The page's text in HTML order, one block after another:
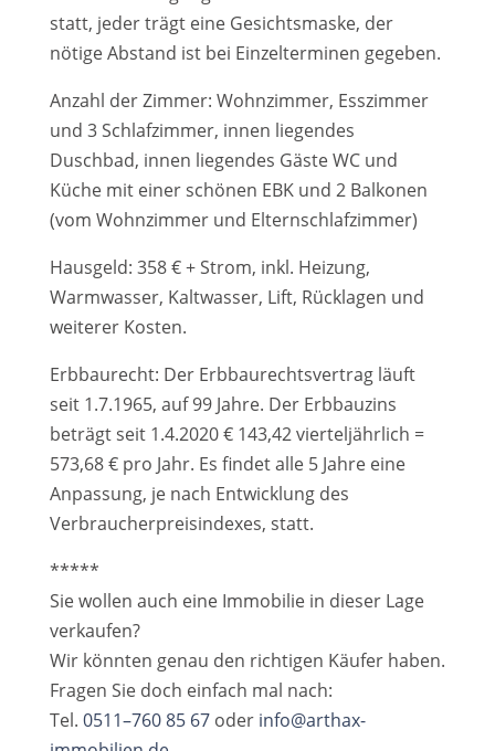
statt, jeder trägt eine Gesichtsmaske, der
nötige Abstand ist bei Einzelterminen gegeben.
Anzahl der Zimmer: Wohnzimmer, Esszimmer
und 3 Schlafzimmer, innen liegendes
Duschbad, innen liegendes Gäste WC und
Küche mit einer schönen EBK und 2 Balkonen
(vom Wohnzimmer und Elternschlafzimmer)
Hausgeld: 358 € + Strom, inkl. Heizung,
Warmwasser, Kaltwasser, Lift, Rücklagen und
weiterer Kosten.
Erbbaurecht: Der Erbbaurechtsvertrag läuft
seit 1.7.1965, auf 99 Jahre. Der Erbbauzins
beträgt seit 1.4.2020 € 143,42 vierteljährlich =
573,68 € pro Jahr. Es findet alle 5 Jahre eine
Anpassung, je nach Entwicklung des
Verbraucherpreisindexes, statt.
*****
Sie wollen auch eine Immobilie in dieser Lage
verkaufen?
Wir könnten genau den richtigen Käufer haben.
Fragen Sie doch einfach mal nach:
Tel. 0511–760 85 67oder info@arthax-